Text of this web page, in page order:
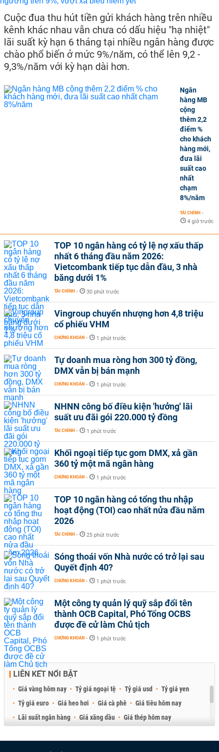
Cuộc đua thu hút tiền gửi khách hàng trên nhiều
kênh khác nhau vẫn chưa có dấu hiệu "hạ nhiệt"
lãi suất kỳ hạn 6 tháng tại nhiều ngân hàng được
chào phổ biến ở mức 9%/năm, có thể lên 9,2 -
9,3%/năm với kỳ hạn dài hơn.
Ngân
hàng MB
cộng
thêm 2,2
điểm %
cho khách
hàng mới,
đưa lãi
suất cao
nhất
chạm
8%/năm
TÀI CHÍNH -
4 giờ trước
TOP 10 ngân hàng có tỷ lệ nợ xấu thấp
nhất 6 tháng đầu năm 2026:
Vietcombank tiếp tục dẫn đầu, 3 nhà
băng dưới 1%
TÀI CHÍNH - 30 phút trước
Vingroup chuyển nhượng hơn 4,8 triệu
cổ phiếu VHM
CHỨNG KHOÁN - 1 phút trước
Tự doanh mua ròng hơn 300 tỷ đồng,
DMX vẫn bị bán mạnh
CHỨNG KHOÁN - 1 phút trước
NHNN công bố điều kiện 'hưởng' lãi
suất ưu đãi gói 220.000 tỷ đồng
TÀI CHÍNH - 1 phút trước
Khối ngoại tiếp tục gom DMX, xả gần
360 tỷ một mã ngân hàng
CHỨNG KHOÁN - 1 phút trước
TOP 10 ngân hàng có tổng thu nhập
hoạt động (TOI) cao nhất nửa đầu năm
2026
TÀI CHÍNH - 25 phút trước
Sóng thoái vốn Nhà nước có trở lại sau
Quyết định 40?
CHỨNG KHOÁN - 1 phút trước
Một công ty quản lý quỹ sắp đổi tên
thành OCB Capital, Phó Tổng OCBS
được đề cử làm Chủ tịch
CHỨNG KHOÁN - 1 phút trước
LIÊN KẾT NỔI BẬT
Giá vàng hôm nay Tỷ giá ngoại tệ Tỷ giá usd
Tỷ giá yen
Tỷ giá euro
Giá heo hơi Giá cà phê
Giá tiêu hôm nay
Lãi suất ngân hàng
Giá xăng dầu
Giá thép hôm nay